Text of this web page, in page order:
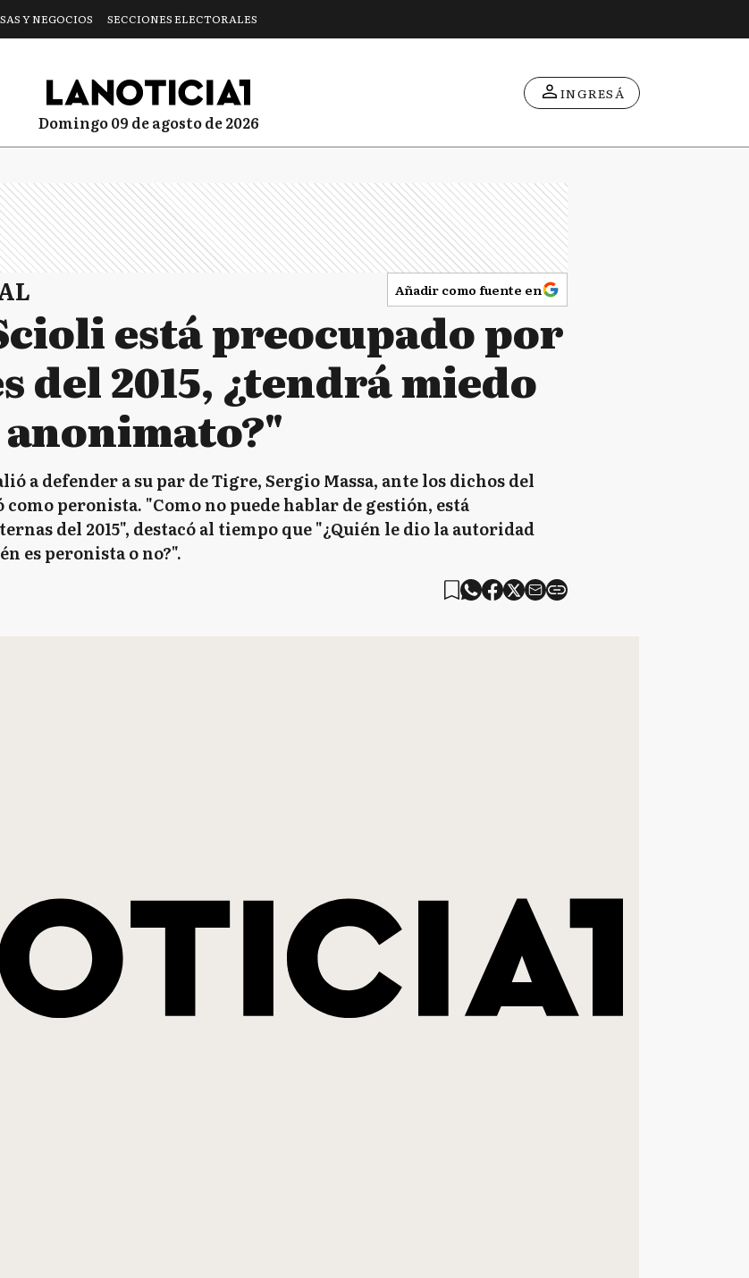
Y NEGOCIOS SECCIONES ELECTORALES
domingo 09 de agosto de 2026
INGRESÁ
Añadir como fuente en
está preocupado por
del 2015, ¿tendrá miedo
a defender a su par de Tigre, Sergio Massa, ante los dichos del
peronista. "Como no puede hablar de gestión, está
del 2015", destacó al tiempo que "¿Quién le dio la autoridad
es peronista o no?".